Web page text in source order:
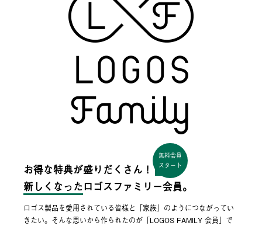
お得な特典が盛りだくさん！
無料会員
スタート
新しくなった ロゴスファミリー会員。
ロゴス製品を愛用されている皆様と「家族」のようにつながってい
きたい。そんな思いから作られたのが「LOGOS FAMILY 会員」で